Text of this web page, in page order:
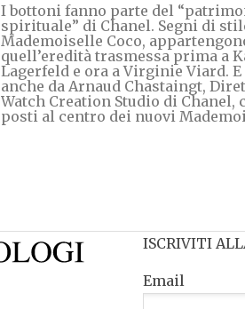
I bottoni fanno parte del
spirituale” di Chanel. Segni di
Mademoiselle Coco,
quell’eredità trasmessa prima a
Lagerfeld e ora a Virginie Viard.
anche da Arnaud Chastaingt,
Watch Creation Studio di Chanel,
posti al centro dei nuovi
ISCRIVITI
Email